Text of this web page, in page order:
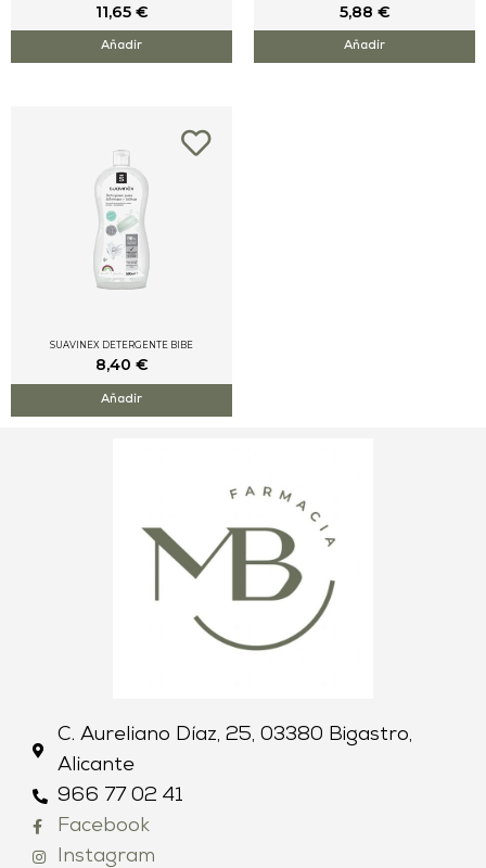
11,65 €
Añadir
5,88 €
Añadir
SUAVINEX DETERGENTE BIBE
8,40 €
Añadir
C. Aureliano Díaz, 25, 03380 Bigastro,
Alicante
966 77 02 41
Facebook
Instagram